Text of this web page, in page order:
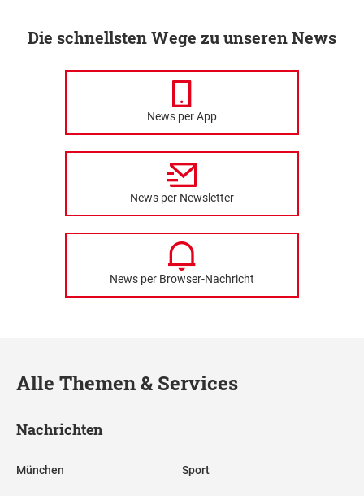
Die schnellsten Wege zu unseren News
News per App
News per Newsletter
News per Browser-Nachricht
Alle Themen & Services
Nachrichten
München Sport